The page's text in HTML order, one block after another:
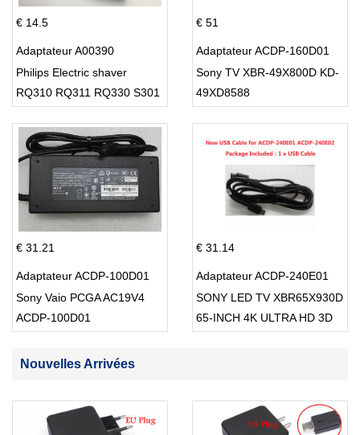
€ 14.5
Adaptateur A00390
Philips Electric shaver
RQ310 RQ311 RQ330 S301
€ 51
Adaptateur ACDP-160D01
Sony TV XBR-49X800D KD-
49XD8588
€ 31.21
Adaptateur ACDP-100D01
Sony Vaio PCGA AC19V4
ACDP-100D01
€ 31.14
Adaptateur ACDP-240E01
SONY LED TV XBR65X930D
65-INCH 4K ULTRA HD 3D
Nouvelles Arrivées